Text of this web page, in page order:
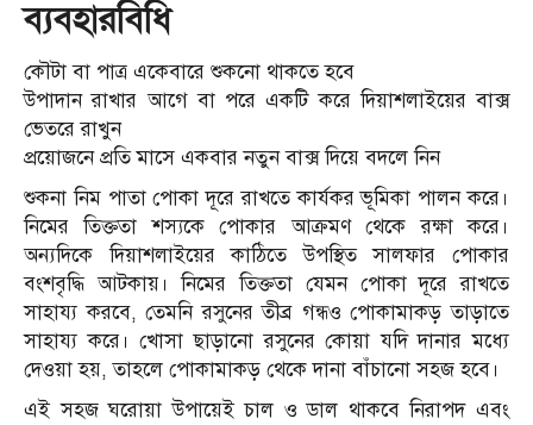
ব্যবহারবিধি
কৌটা বা পাত্র একেবারে শুকনো থাকতে হবে
উপাদান রাখার আগে বা পরে একটি করে দিয়াশলাইয়ের বাক্স
ভেতরে রাখুন
প্রয়োজনে প্রতি মাসে একবার নতুন বাক্স দিয়ে বদলে নিন
শুকনা নিম পাতা পোকা দূরে রাখতে কার্যকর ভূমিকা পালন করে।
নিমের তিক্ততা শস্যকে পোকার আক্রমণ থেকে রক্ষা করে।
অন্যদিকে দিয়াশলাইয়ের কাঠিতে উপস্থিত সালফার পোকার
বংশবৃদ্ধি আটকায়। নিমের তিক্ততা যেমন পোকা দূরে রাখতে
সাহায্য করবে, তেমনি রসুনের তীব্র গন্ধও পোকামাকড় তাড়াতে
সাহায্য করে। খোসা ছাড়ানো রসুনের কোয়া যদি দানার মধ্যে
দেওয়া হয়, তাহলে পোকামাকড় থেকে দানা বাঁচানো সহজ হবে।
এই সহজ ঘরোয়া উপায়েই চাল ও ডাল থাকবে নিরাপদ এবং